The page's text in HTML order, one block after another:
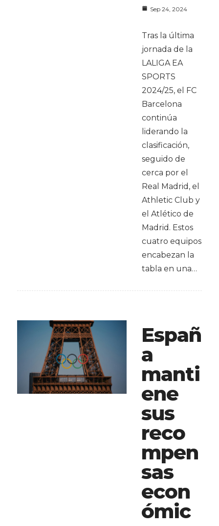
Sep 24, 2024
Tras la última
jornada de la
LALIGA EA
SPORTS
2024/25, el FC
Barcelona
continúa
liderando la
clasificación,
seguido de
cerca por el
Real Madrid, el
Athletic Club y
el Atlético de
Madrid. Estos
cuatro equipos
encabezan la
tabla en una…
Españ
a
manti
ene
sus
reco
mpen
sas
econ
ómic